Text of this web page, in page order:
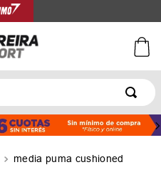
media puma cushioned